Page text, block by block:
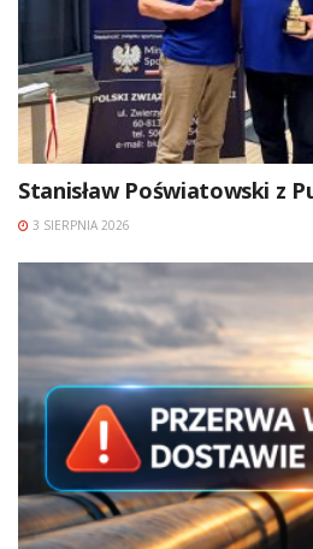
Stanisław Poświatowski z
3 SIERPNIA 2026